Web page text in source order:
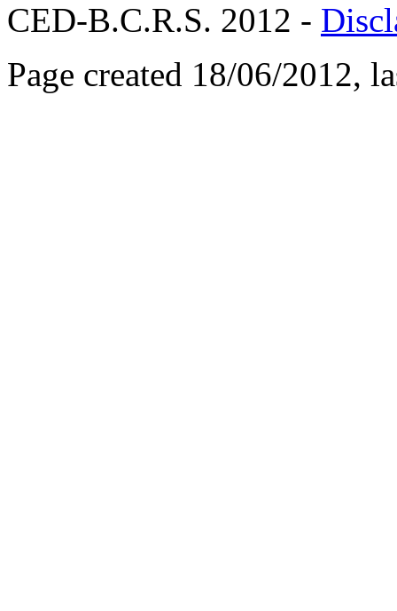
CED-B.C.R.S. 2012 -
Page created 18/06/2012,